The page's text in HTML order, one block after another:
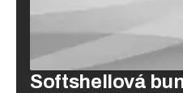
Softshellová